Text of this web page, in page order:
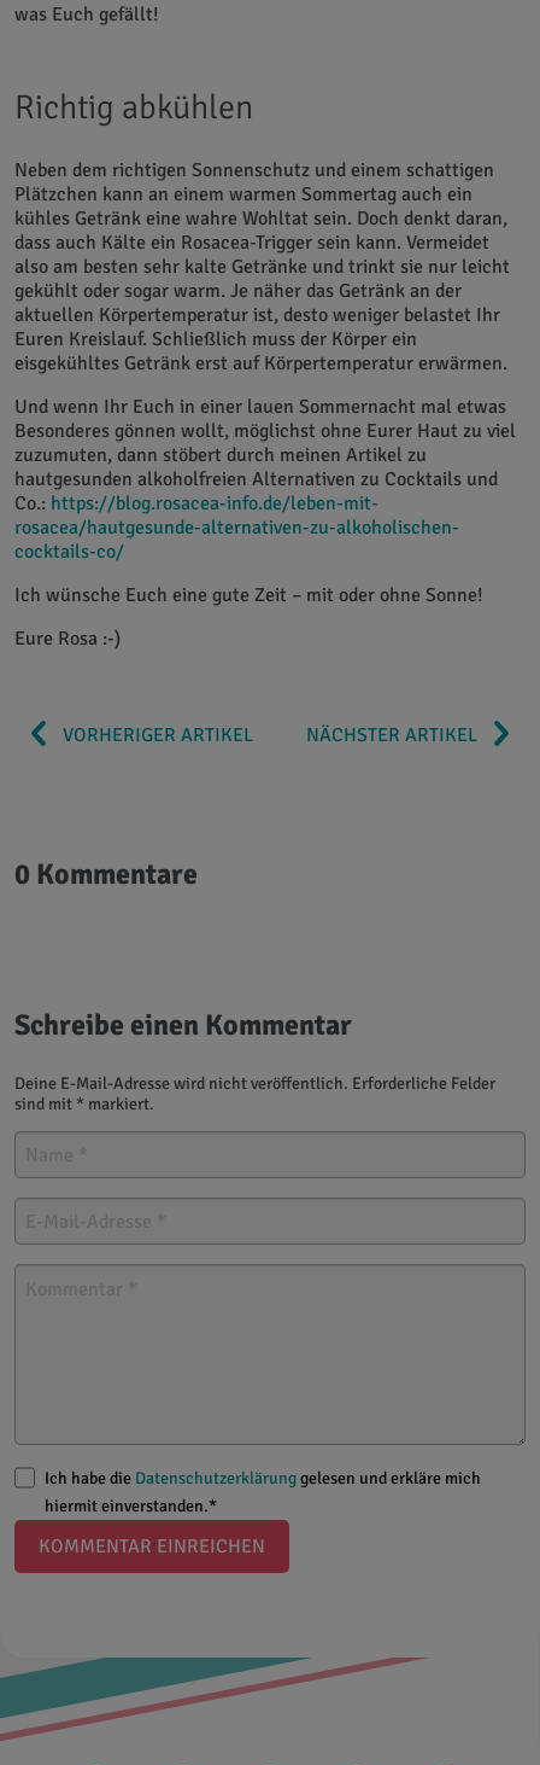
was Euch gefällt!
Richtig abkühlen
Neben dem richtigen Sonnenschutz und einem schattigen
Plätzchen kann an einem warmen Sommertag auch ein
kühles Getränk eine wahre Wohltat sein. Doch denkt daran,
dass auch Kälte ein Rosacea-Trigger sein kann. Vermeidet
also am besten sehr kalte Getränke und trinkt sie nur leicht
gekühlt oder sogar warm. Je näher das Getränk an der
aktuellen Körpertemperatur ist, desto weniger belastet Ihr
Euren Kreislauf. Schließlich muss der Körper ein
eisgekühltes Getränk erst auf Körpertemperatur erwärmen.
Und wenn Ihr Euch in einer lauen Sommernacht mal etwas
Besonderes gönnen wollt, möglichst ohne Eurer Haut zu viel
zuzumuten, dann stöbert durch meinen Artikel zu
hautgesunden alkoholfreien Alternativen zu Cocktails und
Co.: https://blog.rosacea-info.de/leben-mit-
rosacea/hautgesunde-alternativen-zu-alkoholischen-
cocktails-co/
Ich wünsche Euch eine gute Zeit – mit oder ohne Sonne!
Eure Rosa :-)
VORHERIGER ARTIKEL NÄCHSTER ARTIKEL
0 Kommentare
Schreibe einen Kommentar
Deine E-Mail-Adresse wird nicht veröffentlich. Erforderliche Felder
sind mit * markiert.
Ich habe die Datenschutzerklärunggelesen und erkläre mich
hiermit einverstanden.*
KOMMENTAR EINREICHEN